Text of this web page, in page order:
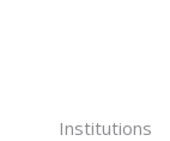
Institutions